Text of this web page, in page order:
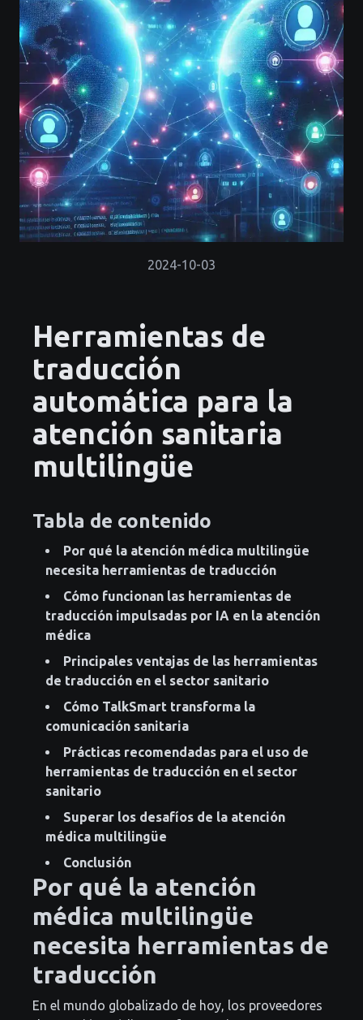
2024-10-03
Herramientas de
traducción
automática para la
atención sanitaria
multilingüe
Tabla de contenido
Por qué la atención médica multilingüe
necesita herramientas de traducción
Cómo funcionan las herramientas de
traducción impulsadas por IA en la atención
médica
Principales ventajas de las herramientas
de traducción en el sector sanitario
Cómo TalkSmart transforma la
comunicación sanitaria
Prácticas recomendadas para el uso de
herramientas de traducción en el sector
sanitario
Superar los desafíos de la atención
médica multilingüe
Conclusión
Por qué la atención
médica multilingüe
necesita herramientas de
traducción
En el mundo globalizado de hoy, los proveedores